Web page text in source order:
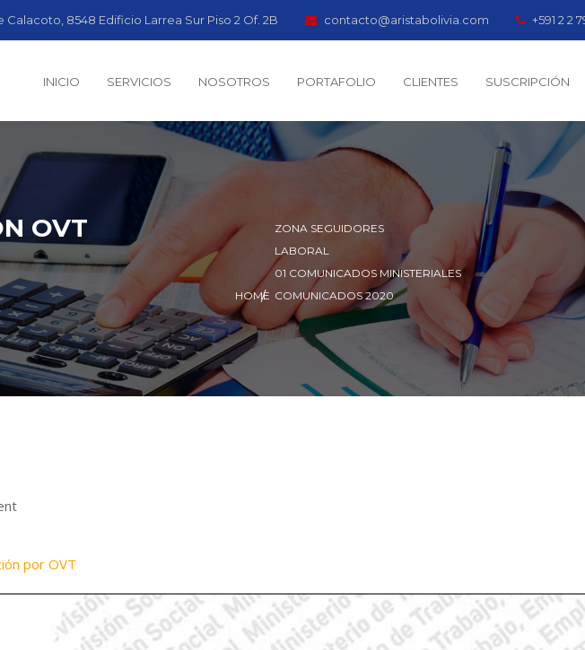
Calacoto, 8548 Edificio Larrea Sur Piso 2 Of. 2B contacto@aristabolivia.com +591 2 2
INICIO SERVICIOS NOSOTROS PORTAFOLIO CLIENTES SUSCRIPCIÓN
OVT
HOME
ZONA SEGUIDORES
LABORAL
01 COMUNICADOS MINISTERIALES
COMUNICADOS 2020
por OVT